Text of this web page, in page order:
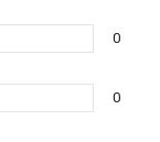
0
0